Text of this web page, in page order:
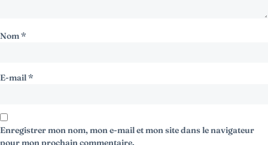
Nom*
E-mail*
Enregistrer mon nom, mon e-mail et mon site dans le navigateur
pour mon prochain commentaire.